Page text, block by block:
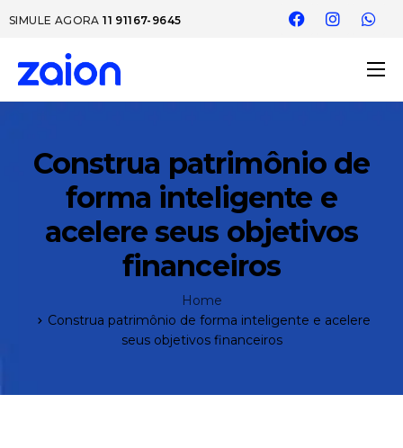
SIMULE AGORA11 91167-9645
Sobre nós
Consórcio
Blog da zaion
Atendimento
Construa patrimônio de
forma inteligente e
acelere seus objetivos
financeiros
Home
Construa patrimônio de forma inteligente e acelere
seus objetivos financeiros